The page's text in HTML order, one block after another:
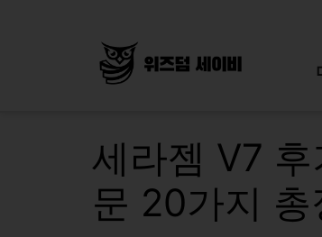
세라젬 V7
문 20가지 총